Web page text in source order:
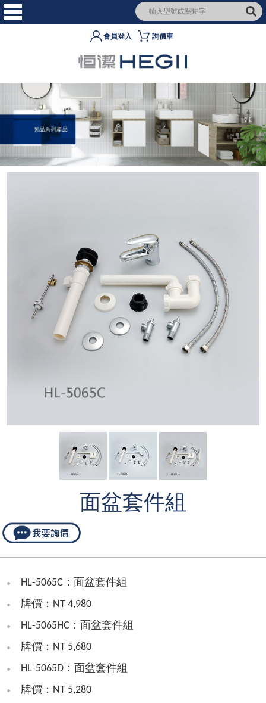
會員登入 詢價車
面盆套件組
HL-5065C：面盆套件組
牌價：NT 4,980
HL-5065HC：面盆套件組
牌價：NT 5,680
HL-5065D：面盆套件組
牌價：NT 5,280